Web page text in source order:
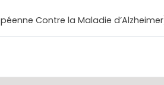
Contre la Maladie